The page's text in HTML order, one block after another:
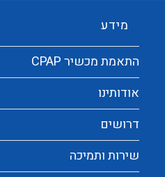
מידע
התאמת מכשיר CPAP
אודותינו
דרושים
שירות ותמיכה